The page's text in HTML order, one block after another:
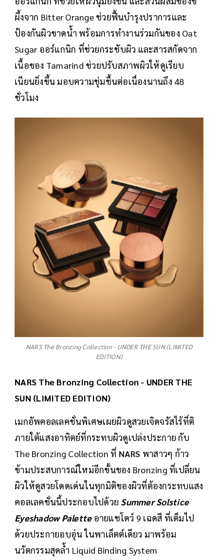
ผึ้งจาก Bitter Orange ช่วยฟื้นบำรุงปราการและ
ป้องกันผิวขาดน้ำ พร้อมการทำงานร่วมกันของ Oat
Sugar ออร์แกนิก ที่ช่วยกระชับผิว และสารสกัดจาก
เนื้อของ Tamarind ช่วยปรับสภาพผิวให้ดูเรียบ
เนียนยิ่งขึ้น มอบความชุ่มชื้นต่อเนื่องนานถึง 48
ชั่วโมง
NARS The Bronzing Collection - UNDER THE SUN (LIMITED
EDITION)
NARS The Bronzing Collection - UNDER THE
SUN (LIMITED EDITION)
เมกอัพคอลเลคชั่นพิเศษเผยผิวดูสวยเจิดจรัสไร้ที่ติ
ภายใต้แสงอาทิตย์ที่กระทบผิวดูเปล่งประกาย กับ
The Bronzing Collection ที่ NARS พาสาวๆ ก้าว
ข้ามประสบการณ์ใหม่อีกขั้นของ Bronzing ที่เปลี่ยน
ผิวให้ดูสวยโดดเด่นในทุกมิติของผิวที่ต้องกระทบแสง
คอลเลคชั่นนี้ประกอบไปด้วย Summer Solstice
Eyeshadow Paletteอายแชโดว์ 9 เฉดสี ที่เต็มไป
ด้วยประกายอบอุ่น ในพาเล็ตต์เดียว มาพร้อม
นวัตกรรมสุดล้ำ Liquid Binding System